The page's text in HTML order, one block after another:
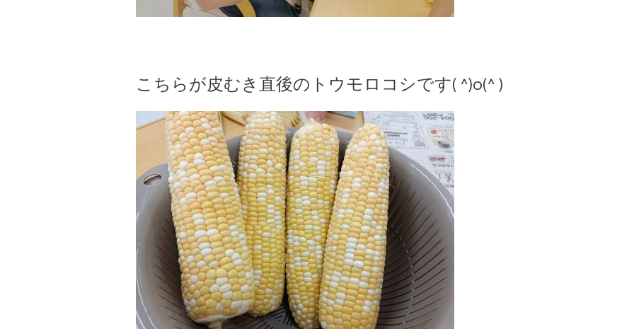
こちらが皮むき直後のトウモロコシです( ^)o(^ )